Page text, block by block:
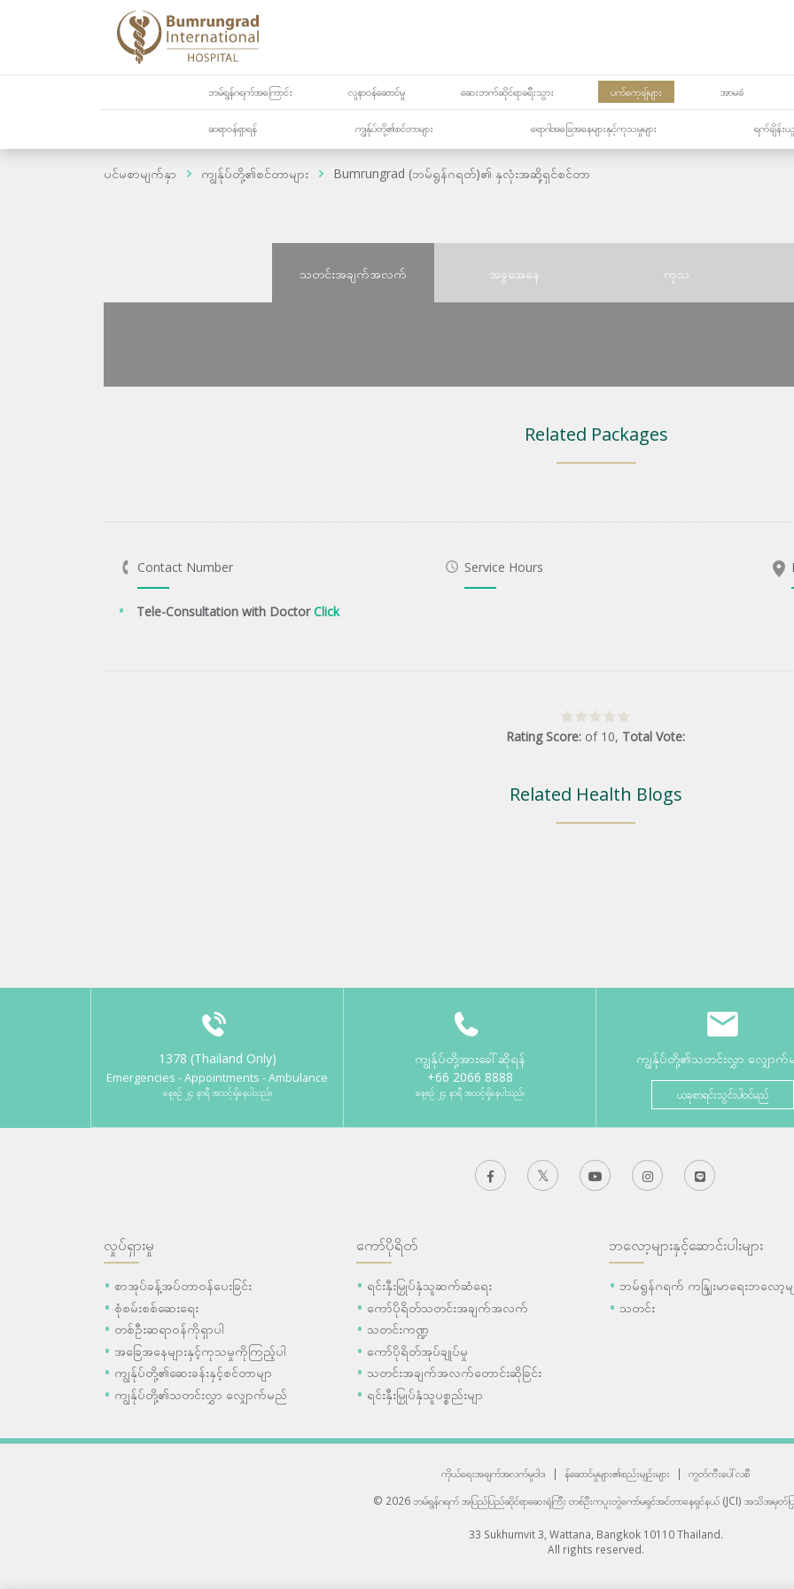
ဘမ်ရွန်ဂရက်အကြောင်း လူနာဝန်ဆောင်မှု ဆေးဘက်ဆိုင်ရာခရီးသွား ပက်ကေ့ချ်များ အာမခံ
ဆရာဝန်ရှာရန် ကျွန်ုပ်တို့၏စင်တာများ ရောဂါအခြေအနေများနှင့်ကုသမှုများ ရက်ချိန်း
ပင်မစာမျက်နှာ ကျွန်ုပ်တို့၏စင်တာများ Bumrungrad (ဘမ်ရွန်ဂရတ်)၏ နှလုံးအဆို့ရှင်စင်တာ
သတင်းအချက်အလက် အခွအေနေ ကုသ
Related Packages
Contact Number
Tele-Consultation with DoctorClick
Service Hours
Rating Score: of 10, Total Vote:
Related Health Blogs
1378 (Thailand Only)
Emergencies - Appointments - Ambulance
နေ့စဉ် ၂၄ နာရီ အသင့်ရှိနေပါသည်။
ကျွန်ုပ်တို့အားခေါ်ဆိုရန်
+66 2066 8888
နေ့စဉ် ၂၄ နာရီ အသင့်ရှိနေပါသည်။
ကျွန်ုပ်တို့၏သတင်းလွှာ လျှောက်
ယခုစာရင်းသွင်းပါဝင်မည်
လှုပ်ရှားမှု
စာအုပ်ခန့်အပ်တာဝန်ပေးခြင်း
စုံစမ်းစစ်ဆေးရေး
တစ်ဦးဆရာဝန်ကိုရှာပါ
အခြေအနေများနှင့်ကုသမှုကိုကြည့်ပါ
ကျွန်ုပ်တို့၏ဆေးခန်းနှင့်စင်တာမျာ
ကျွန်ုပ်တို့၏သတင်းလွှာ လျှောက်မည်
ကော်ပိုရိတ်
ရင်းနှီးမြှုပ်နှံသူဆက်ဆံရေး
ကော်ပိုရိတ်သတင်းအချက်အလက်
သတင်းကဏ္ဍ
ကော်ပိုရိတ်အုပ်ချုပ်မှု
သတင်းအချက်အလက်တောင်းဆိုခြင်း
ရင်းနှီးမြှုပ်နှံသူပစ္စည်းမျာ
ဘလော့များနှင့်ဆောင်းပါးများ
ဘမ်ရွန်ဂရက် ကနျြးမာရေးဘလော့မျ
သတင်း
ကိုယ်ရေးအချက်အလက်မူဝါဒ | န်ဆောင်မှုများ၏စည်းမျဉ်းများ |
ကွတ်ကီးပေါ်လစီ
© 2026 ဘမ်ရွန်ဂရက် အပြည်ပြည်ဆိုင်ရာဆေးရုံကြီး တစ်ဦးကပူးတွဲကော်မရှင်အင်တာနေရှင်နယ် (JCI) အသိအမှတ်ပ
33 Sukhumvit 3, Wattana, Bangkok 10110 Thailand.
All rights reserved.